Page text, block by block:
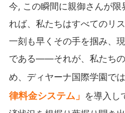
今, この瞬間に親御さんが
れば、私たちはすべてのリ
一刻も早くその手を掴み、
である――それが、私たち
め、ディヤーナ国際学園で
律料金システム」 を導入し